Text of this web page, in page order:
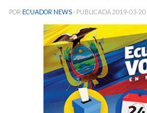
POR ECUADOR NEWS · PUBLICADA2019-03-20